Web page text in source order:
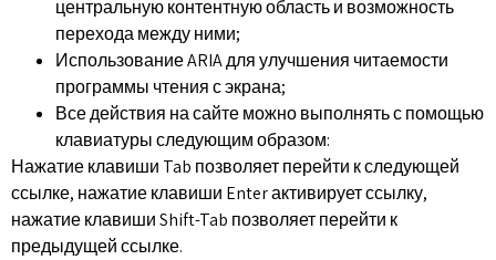
центральную контентную область и возможность
перехода между ними;
Использование ARIA для улучшения читаемости
программы чтения с экрана;
Все действия на сайте можно выполнять с помощью
клавиатуры следующим образом:
Нажатие клавиши Tab позволяет перейти к следующей
ссылке, нажатие клавиши Enter активирует ссылку,
нажатие клавиши Shift-Tab позволяет перейти к
предыдущей ссылке.